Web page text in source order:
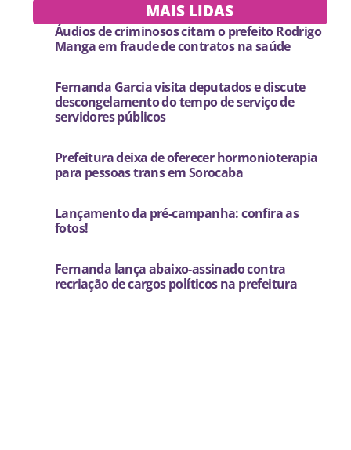
MAIS LIDAS
Áudios de criminosos citam o prefeito Rodrigo
Manga em fraude de contratos na saúde
Fernanda Garcia visita deputados e discute
descongelamento do tempo de serviço de
servidores públicos
Prefeitura deixa de oferecer hormonioterapia
para pessoas trans em Sorocaba
Lançamento da pré-campanha: confira as
fotos!
Fernanda lança abaixo-assinado contra
recriação de cargos políticos na prefeitura